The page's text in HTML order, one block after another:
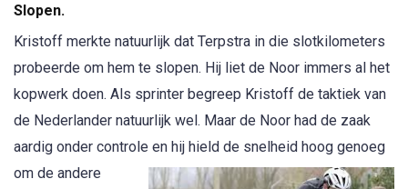
Slopen.
Kristoff merkte natuurlijk dat Terpstra in die slotkilometers
probeerde om hem te slopen. Hij liet de Noor immers al het
kopwerk doen. Als sprinter begreep Kristoff de taktiek van
de Nederlander natuurlijk wel. Maar de Noor had de zaak
aardig onder controle en hij hield de snelheid hoog genoeg
om de andere